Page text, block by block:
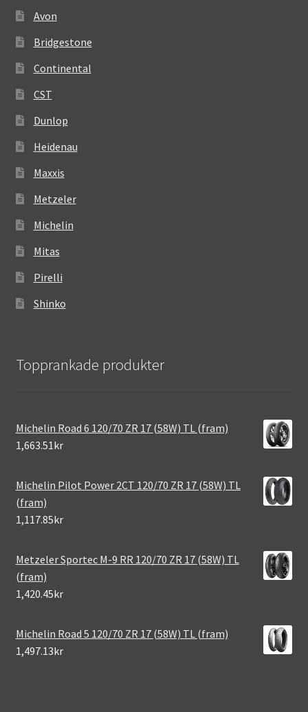
Avon
Bridgestone
Continental
CST
Dunlop
Heidenau
Maxxis
Metzeler
Michelin
Mitas
Pirelli
Shinko
Topprankade produkter
Michelin Road 6 120/70 ZR 17 (58W) TL (fram)
1,663.51kr
Michelin Pilot Power 2CT 120/70 ZR 17 (58W) TL
(fram)
1,117.85kr
Metzeler Sportec M-9 RR 120/70 ZR 17 (58W) TL
(fram)
1,420.45kr
Michelin Road 5 120/70 ZR 17 (58W) TL (fram)
1,497.13kr